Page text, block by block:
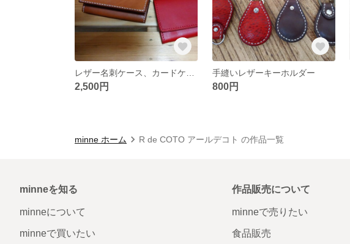
2,500円
手縫いレザーキーホルダー
800円
minne ホーム R de COTO アールデコト の作品一覧
minneを知る
minneについて
minneで買いたい
作品販売について
minneで売りたい
食品販売